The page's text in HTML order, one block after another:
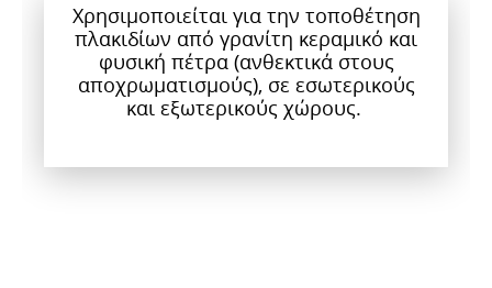
Χρησιμοποιείται για την τοποθέτηση
πλακιδίων από γρανίτη κεραμικό και
φυσική πέτρα (ανθεκτικά στους
αποχρωματισμούς), σε εσωτερικούς
και εξωτερικούς χώρους.